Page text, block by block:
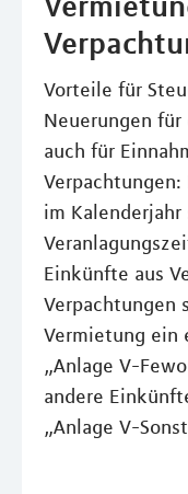
Vorteile für
Neuerungen
auch für
im
Einkünfte aus
Verpachtungen
Vermietung ein
„Anlage V-
andere
„Anlage V-